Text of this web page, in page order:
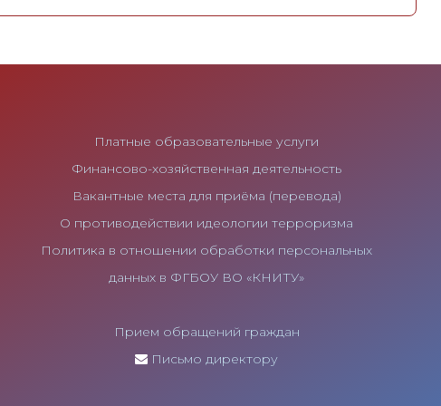
Платные образовательные услуги
Финансово-хозяйственная деятельность
Вакантные места для приёма (перевода)
О противодействии идеологии терроризма
Политика в отношении обработки персональных
данных в ФГБОУ ВО «КНИТУ»
Прием обращений граждан
Письмо директору